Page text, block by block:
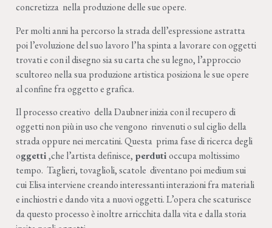
concretizza nella produzione delle sue opere.
Per molti anni ha percorso la strada dell’espressione astratta
poi l’evoluzione del suo lavoro l’ha spinta a lavorare con oggetti
trovati e con il disegno sia su carta che su legno, l’approccio
scultoreo nella sua produzione artistica posiziona le sue opere
al confine fra oggetto e grafica.
Il processo creativo della Daubner inizia con il recupero di
oggetti non più in uso che vengono rinvenuti o sul ciglio della
strada oppure nei mercatini. Questa prima fase di ricerca degli
oggetti,che l’artista definisce, perdutioccupa moltissimo
tempo. Taglieri, tovaglioli, scatole diventano poi medium sui
cui Elisa interviene creando interessanti interazioni fra materiali
e inchiostri e dando vita a nuovi oggetti. L’opera che scaturisce
da questo processo è inoltre arricchita dalla vita e dalla storia